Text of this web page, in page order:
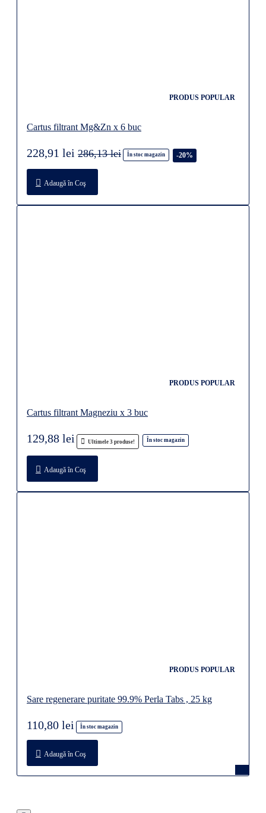
PRODUS POPULAR
Cartus filtrant Mg&Zn x 6 buc
În stoc magazin -20%
228,91 lei 286,13 lei
Adaugă în Coş
PRODUS POPULAR
Cartus filtrant Magneziu x 3 buc
Ultimele 3 produse! În stoc magazin
129,88 lei
Adaugă în Coş
PRODUS POPULAR
Sare regenerare puritate 99.9% Perla Tabs , 25 kg
În stoc magazin
110,80 lei
Adaugă în Coş